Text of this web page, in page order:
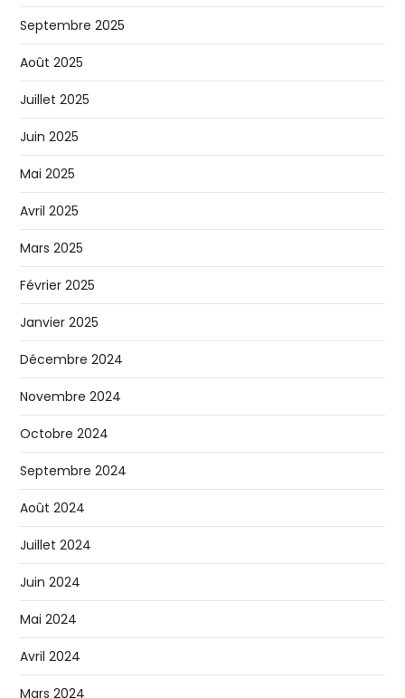
Septembre 2025
Août 2025
Juillet 2025
Juin 2025
Mai 2025
Avril 2025
Mars 2025
Février 2025
Janvier 2025
Décembre 2024
Novembre 2024
Octobre 2024
Septembre 2024
Août 2024
Juillet 2024
Juin 2024
Mai 2024
Avril 2024
Mars 2024